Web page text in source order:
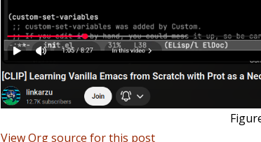
View Org source for this post